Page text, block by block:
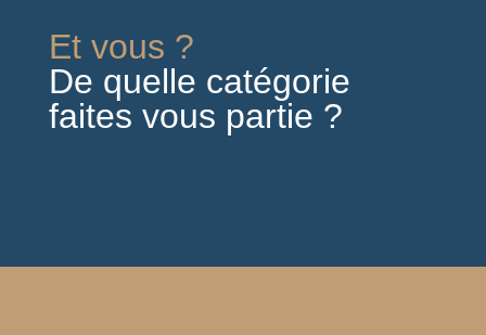
Et vous ?
De quelle catégorie
faites vous partie ?